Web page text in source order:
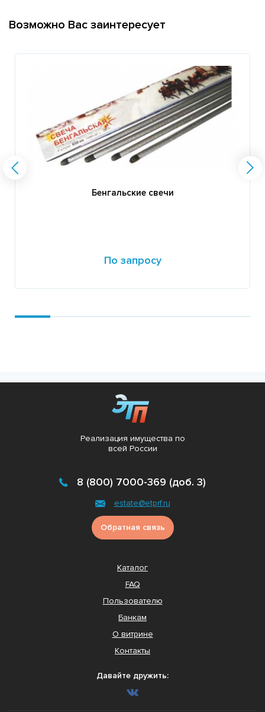
Возможно Вас заинтересует
Бенгальские свечи
По запросу
Реализация имущества по
всей России
8 (800) 7000-369 (доб. 3)
estate@etprf.ru
Обратная связь
Каталог
FAQ
Пользователю
Банкам
О витрине
Контакты
Давайте дружить: